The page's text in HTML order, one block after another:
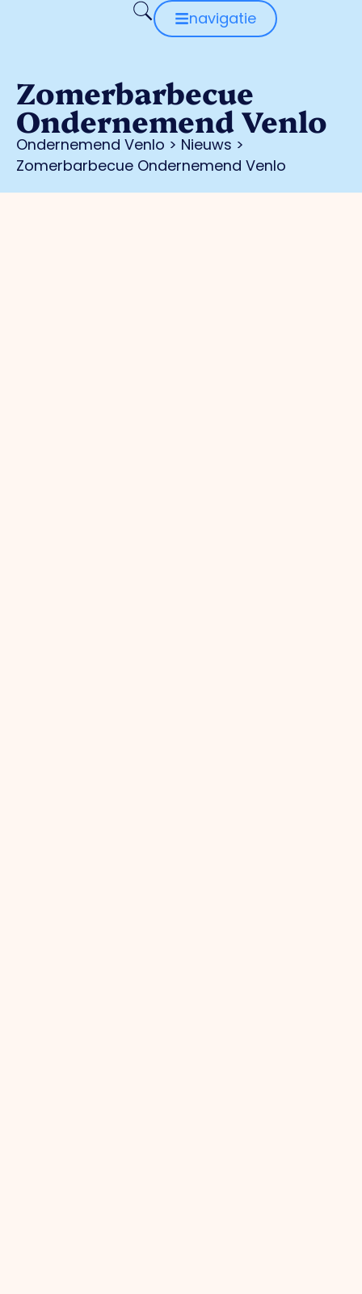
navigatie
Zomerbarbecue
Ondernemend Venlo
Ondernemend Venlo > Nieuws >
Zomerbarbecue Ondernemend Venlo